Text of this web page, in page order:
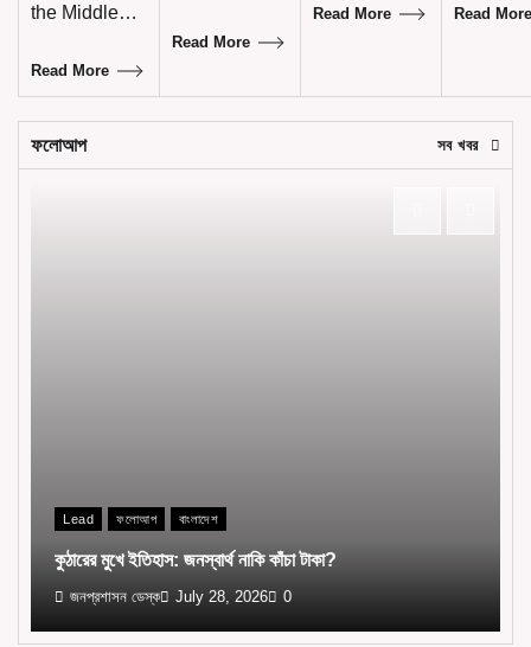
the Middle…
Read More
Read More
Read More Read More
ফলোআপ সব খবর
Lead ফলোআপ বাংলাদেশ
কুঠারের মুখে ইতিহাস: জনস্বার্থ নাকি কাঁচা টাকা?
জনপ্রশাসন ডেস্ক July 28, 2026 0